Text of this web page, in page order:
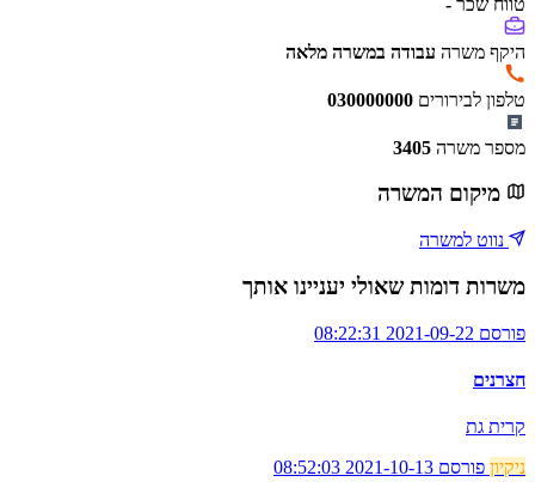
היקף משרה עבודה במשרה מלאה
טלפון לבירורים 030000000
מספר משרה 3405
מיקום המשרה
נווט למשרה
משרות דומות שאולי יעניינו אותך
פורסם 2021-09-22 08:22:31
חצרנים
קרית גת
ניקיון פורסם 2021-10-13 08:52:03